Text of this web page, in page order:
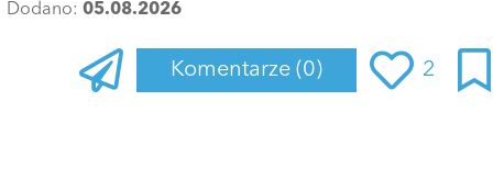
Dodano: 05.08.2026
Komentarze (0) 2